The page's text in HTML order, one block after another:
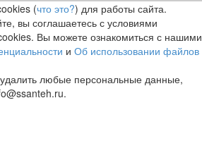
(что это?) для работы сайта.
вы соглашаетесь с условиями
Вы можете ознакомиться с нашими
и Об использовании файлов
любые персональные данные,